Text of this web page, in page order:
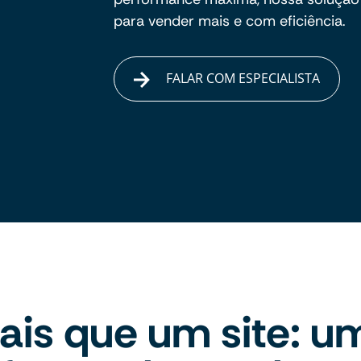
para vender mais e com eficiência.
FALAR COM ESPECIALISTA
que um site: